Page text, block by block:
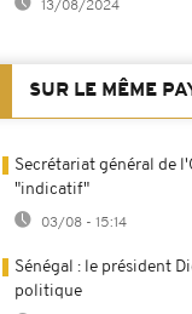
13/08/2024
SUR LE MÊME
Secrétariat général de
"indicatif"
03/08 - 15:14
Sénégal : le président
politique